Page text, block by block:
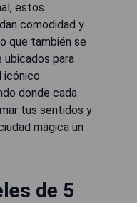
estos
comodidad y
que también se
para
icónico
donde cada
tus sentidos y
mágica un
de 5